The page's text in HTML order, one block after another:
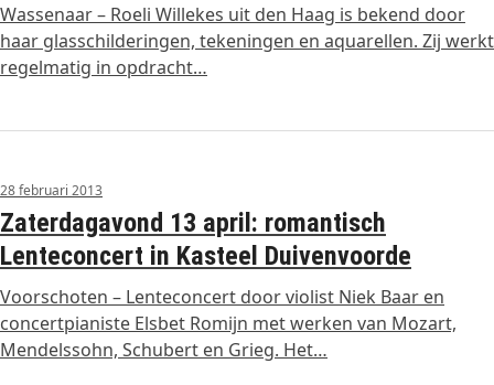
Wassenaar – Roeli Willekes uit den Haag is bekend door
haar glasschilderingen, tekeningen en aquarellen. Zij werkt
regelmatig in opdracht…
28 februari 2013
Zaterdagavond 13 april: romantisch
Lenteconcert in Kasteel Duivenvoorde
Voorschoten – Lenteconcert door violist Niek Baar en
concertpianiste Elsbet Romijn met werken van Mozart,
Mendelssohn, Schubert en Grieg. Het…